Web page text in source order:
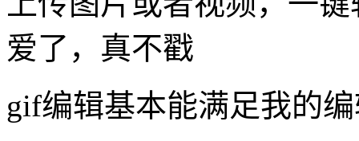
爱了，真不戳
gif编辑基本能满足我的